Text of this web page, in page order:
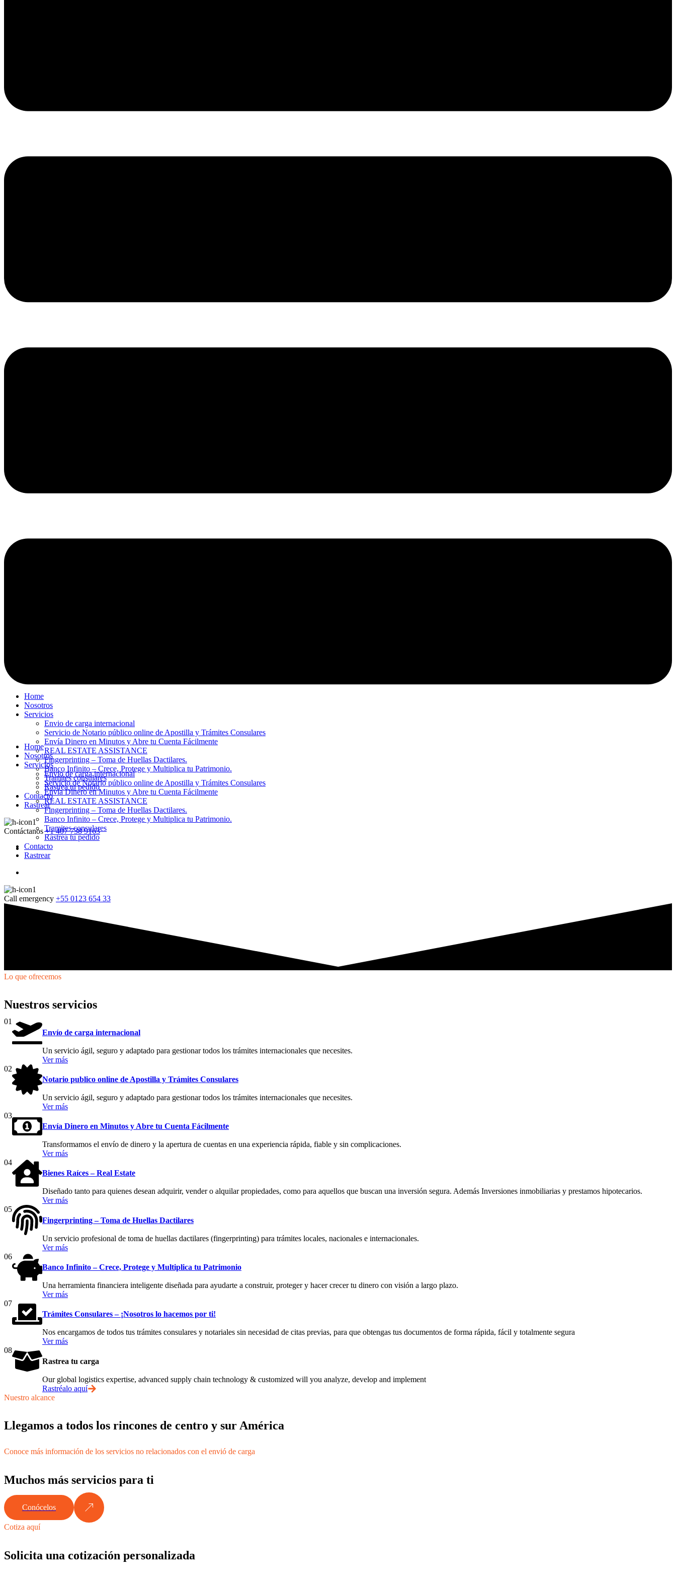
Home
Nosotros
Servicios
Envio de carga internacional
Servicio de Notario público online de Apostilla y Trámites Consulares
Envía Dinero en Minutos y Abre tu Cuenta Fácilmente
REAL ESTATE ASSISTANCE
Fingerprinting – Toma de Huellas Dactilares.
Banco Infinito – Crece, Protege y Multiplica tu Patrimonio.
Tramites consulares
Rastrea tu pedido
Contacto
Rastrear
Contáctanos +1 407 738 9163
Home
Nosotros
Servicios
Envio de carga internacional
Servicio de Notario público online de Apostilla y Trámites Consulares
Envía Dinero en Minutos y Abre tu Cuenta Fácilmente
REAL ESTATE ASSISTANCE
Fingerprinting – Toma de Huellas Dactilares.
Banco Infinito – Crece, Protege y Multiplica tu Patrimonio.
Tramites consulares
Rastrea tu pedido
Contacto
Rastrear
Call emergency +55 0123 654 33
Lo que ofrecemos
Nuestros servicios
01
Envío de carga internacional
Un servicio ágil, seguro y adaptado para gestionar todos los trámites internacionales que necesites.
Ver más
02
Notario publico online de Apostilla y Trámites Consulares
Un servicio ágil, seguro y adaptado para gestionar todos los trámites internacionales que necesites.
Ver más
03
Envía Dinero en Minutos y Abre tu Cuenta Fácilmente
Transformamos el envío de dinero y la apertura de cuentas en una experiencia rápida, fiable y sin complicaciones.
Ver más
04
Bienes Raíces – Real Estate
Diseñado tanto para quienes desean adquirir, vender o alquilar propiedades, como para aquellos que buscan una inversión segura. Además Inversiones inmobiliarias y prestamos hipotecarios.
Ver más
05
Fingerprinting – Toma de Huellas Dactilares
Un servicio profesional de toma de huellas dactilares (fingerprinting) para trámites locales, nacionales e internacionales.
Ver más
06
Banco Infinito – Crece, Protege y Multiplica tu Patrimonio
Una herramienta financiera inteligente diseñada para ayudarte a construir, proteger y hacer crecer tu dinero con visión a largo plazo.
Ver más
07
Trámites Consulares – ¡Nosotros lo hacemos por ti!
Nos encargamos de todos tus trámites consulares y notariales sin necesidad de citas previas, para que obtengas tus documentos de forma rápida, fácil y totalmente segura
Ver más
08
Rastrea tu carga
Our global logistics expertise, advanced supply chain technology & customized will you analyze, develop and implement
Rastréalo aquí
Nuestro alcance
Llegamos a todos los rincones de centro y sur América
Conoce más información de los servicios no relacionados con el envió de carga
Muchos más servicios para ti
Conócelos
Cotiza aquí
Solicita una cotización personalizada